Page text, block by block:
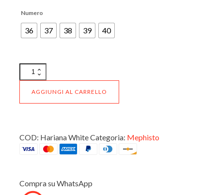
Numero
36 37 38 39 40
Sandalo
Mephisto
HarianaAGGIUNGI AL CARRELLO
COD: Hariana WhiteCategoria: Mephisto
Compra su WhatsApp